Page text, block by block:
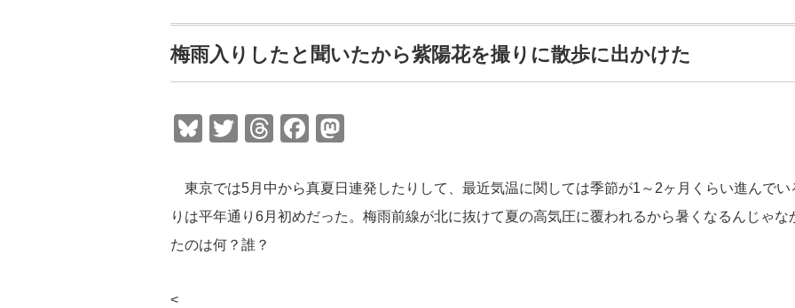
梅雨入りしたと聞いたから紫陽花を撮りに散歩に出かけた
Bl
e
sk
y
T
tt
er
T
e
a
F
c
e
st
o
東京では5月中から真夏日連発したりして、最近気温に関しては季節が1～2ヶ月くらい進んで
りは平年通り6月初めだった。梅雨前線が北に抜けて夏の高気圧に覆われるから暑くなるんじゃ
たのは何？誰？
<